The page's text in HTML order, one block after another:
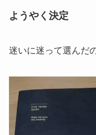
ようやく決定
迷いに迷って選んだ